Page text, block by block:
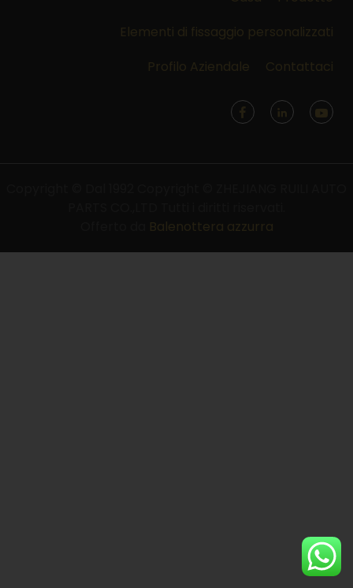
Elementi di fissaggio personalizzati
Profilo Aziendale
Contattaci
Balenottera azzurra